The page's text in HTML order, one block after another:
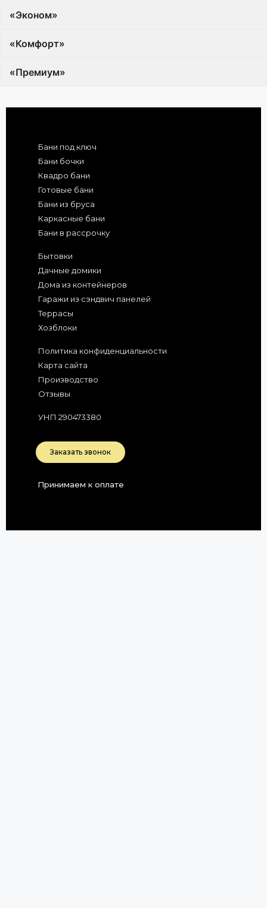
«Эконом»
«Комфорт»
«Премиум»
Бани под ключ
Бани бочки
Квадро бани
Готовые бани
Бани из бруса
Каркасные бани
Бани в рассрочку
Бытовки
Дачные домики
Дома из контейнеров
Гаражи из сэндвич панелей
Террасы
Хозблоки
Политика конфиденциальности
Карта сайта
Производство
Отзывы
УНП 290473380
Заказать звонок
Принимаем к оплате